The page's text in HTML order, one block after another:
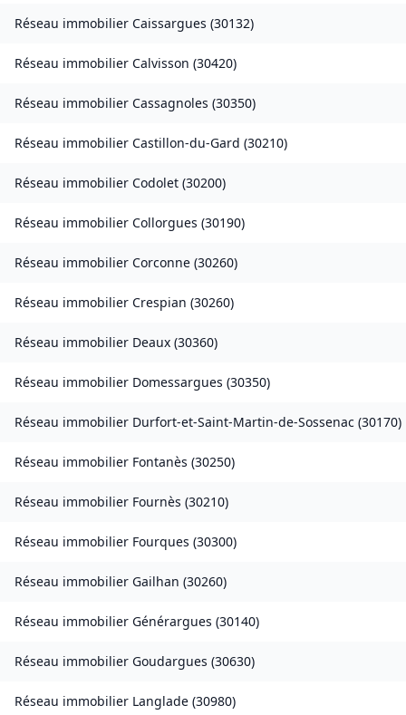
Réseau immobilier Caissargues (30132)
Réseau immobilier Calvisson (30420)
Réseau immobilier Cassagnoles (30350)
Réseau immobilier Castillon-du-Gard (30210)
Réseau immobilier Codolet (30200)
Réseau immobilier Collorgues (30190)
Réseau immobilier Corconne (30260)
Réseau immobilier Crespian (30260)
Réseau immobilier Deaux (30360)
Réseau immobilier Domessargues (30350)
Réseau immobilier Durfort-et-Saint-Martin-de-Sossenac (30170)
Réseau immobilier Fontanès (30250)
Réseau immobilier Fournès (30210)
Réseau immobilier Fourques (30300)
Réseau immobilier Gailhan (30260)
Réseau immobilier Générargues (30140)
Réseau immobilier Goudargues (30630)
Réseau immobilier Langlade (30980)